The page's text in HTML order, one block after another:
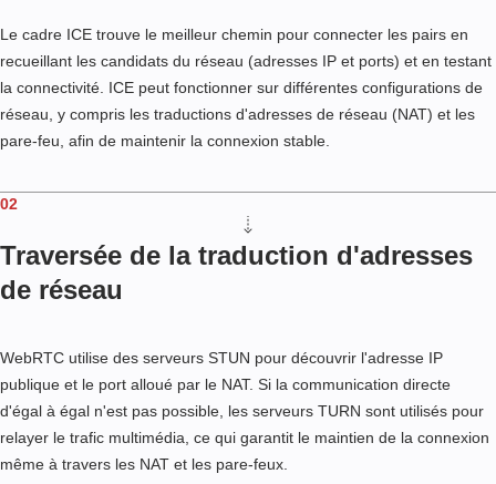
Le cadre ICE trouve le meilleur chemin pour connecter les pairs en
recueillant les candidats du réseau (adresses IP et ports) et en testant
la connectivité. ICE peut fonctionner sur différentes configurations de
réseau, y compris les traductions d'adresses de réseau (NAT) et les
pare-feu, afin de maintenir la connexion stable.
02
Traversée de la traduction d'adresses
de réseau
WebRTC utilise des serveurs STUN pour découvrir l'adresse IP
publique et le port alloué par le NAT. Si la communication directe
d'égal à égal n'est pas possible, les serveurs TURN sont utilisés pour
relayer le trafic multimédia, ce qui garantit le maintien de la connexion
même à travers les NAT et les pare-feux.